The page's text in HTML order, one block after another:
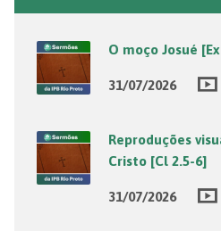
O moço Josué
31/07/2026
Reproduções
Cristo [Cl 2.5-6]
31/07/2026